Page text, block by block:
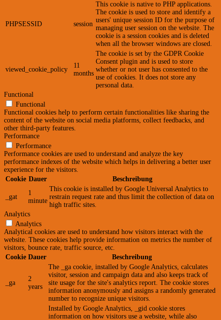
PHPSESSID session
This cookie is native to PHP applications.
The cookie is used to store and identify a
users' unique session ID for the purpose of
managing user session on the website. The
cookie is a session cookies and is deleted
when all the browser windows are closed.
viewed_cookie_policy
11
months
The cookie is set by the GDPR Cookie
Consent plugin and is used to store
whether or not user has consented to the
use of cookies. It does not store any
personal data.
Functional
Functional
Functional cookies help to perform certain functionalities like sharing the
content of the website on social media platforms, collect feedbacks, and
other third-party features.
Performance
Performance
Performance cookies are used to understand and analyze the key
performance indexes of the website which helps in delivering a better user
experience for the visitors.
Cookie Dauer Beschreibung
_gat
1
minute
This cookie is installed by Google Universal Analytics to
restrain request rate and thus limit the collection of data on
high traffic sites.
Analytics
Analytics
Analytical cookies are used to understand how visitors interact with the
website. These cookies help provide information on metrics the number of
visitors, bounce rate, traffic source, etc.
Cookie Dauer Beschreibung
_ga
2
years
The _ga cookie, installed by Google Analytics, calculates
visitor, session and campaign data and also keeps track of
site usage for the site's analytics report. The cookie stores
information anonymously and assigns a randomly generated
number to recognize unique visitors.
Installed by Google Analytics, _gid cookie stores
information on how visitors use a website, while also